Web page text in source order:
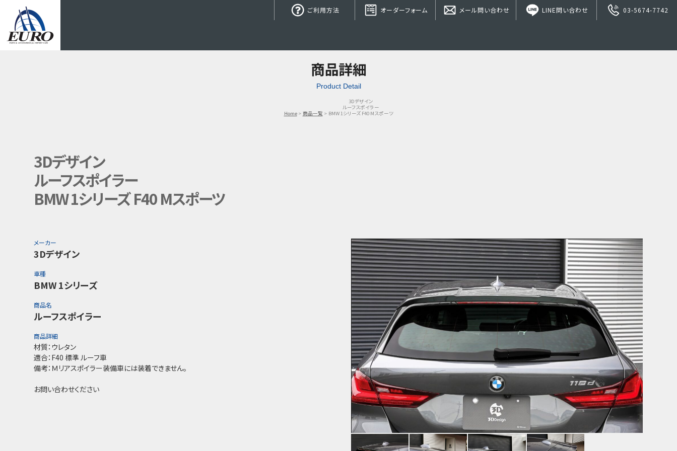
ご利用方法 オーダーフォーム メール問い合わせ LINE問い合わせ 03-5674-7742
商品詳細
Product Detail
Home 商品一覧
3Dデザイン
ルーフスポイラー
BMW 1シリーズ F40 Mスポーツ
3Dデザイン
ルーフスポイラー
BMW 1シリーズ F40 Mスポーツ
メーカー
3Dデザイン
車種
BMW 1シリーズ
商品名
ルーフスポイラー
商品詳細
材質：ウレタン
適合：F40 標準 ルーフ車
備考：Ｍリアスポイラー装備車には装着できません。
お問い合わせください